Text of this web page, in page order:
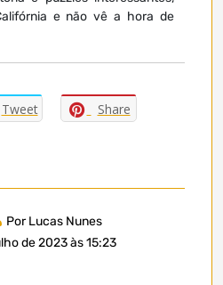
e não vê a hora de
Tweet Share
Por Lucas Nunes
de 2023 às 15:23